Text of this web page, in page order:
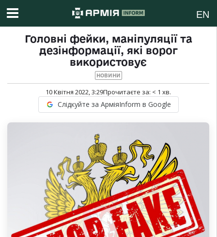
EN
Головні фейки, маніпуляції та
дезінформації, які ворог
використовує
НОВИНИ
10 Квітня 2022, 3:29Прочитаєте за: < 1 хв.
Слідкуйте за АрміяInform в Google